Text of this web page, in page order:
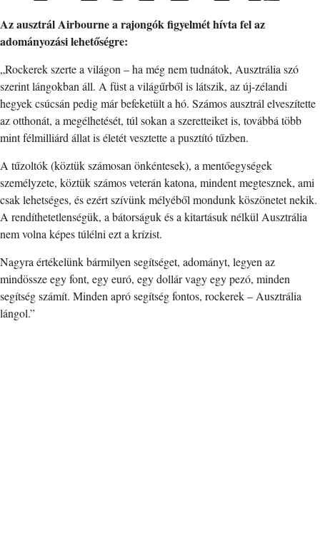
Az ausztrál Airbourne a rajongók figyelmét hívta fel az
adományozási lehetőségre:
„Rockerek szerte a világon – ha még nem tudnátok, Ausztrália szó
szerint lángokban áll. A füst a világűrből is látszik, az új-zélandi
hegyek csúcsán pedig már befeketült a hó. Számos ausztrál elveszítette
az otthonát, a megélhetését, túl sokan a szeretteiket is, továbbá több
mint félmilliárd állat is életét vesztette a pusztító tűzben.
A tűzoltók (köztük számosan önkéntesek), a mentőegységek
személyzete, köztük számos veterán katona, mindent megtesznek, ami
csak lehetséges, és ezért szívünk mélyéből mondunk köszönetet nekik.
A rendíthetetlenségük, a bátorságuk és a kitartásuk nélkül Ausztrália
nem volna képes túlélni ezt a krízist.
Nagyra értékelünk bármilyen segítséget, adományt, legyen az
mindössze egy font, egy euró, egy dollár vagy egy pezó, minden
segítség számít. Minden apró segítség fontos, rockerek – Ausztrália
lángol.”